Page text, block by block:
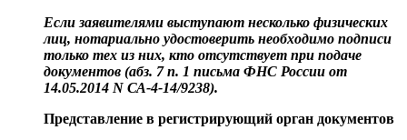
Если заявителями выступают несколько физических
лиц, нотариально удостоверить необходимо подписи
только тех из них, кто отсутствует при подаче
документов (абз. 7 п. 1 письма ФНС России от
14.05.2014 N СА-4-14/9238).
Представление в регистрирующий орган документов